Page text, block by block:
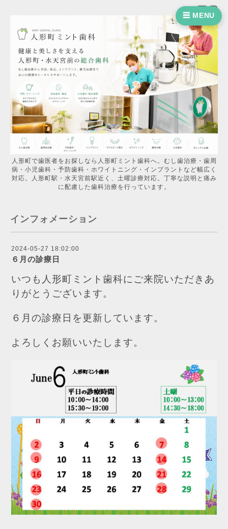
☰ MENU
人形町で歯医者をお探しなら人形町ミント歯科へ。むし歯治療・歯周
病・小児歯科・予防歯科・ホワイトニング・インプラントなど幅広く
対応。人形町駅・水天宮前駅近く、土曜診療対応。丁寧な説明と痛み
に配慮した歯科治療を行っています。
インフォメーション
2024-05-27 18:02:00
６月の診療日
いつも人形町ミント歯科にご来院いただきあ
りがとうございます。
６月の診療日を更新しています。
よろしくお願いいたします。